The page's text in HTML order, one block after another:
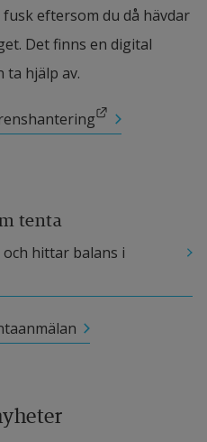
eftersom du då hävdar
Det finns en digital
ta hjälp av.
tenta
hittar balans i